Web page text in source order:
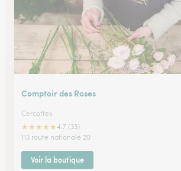
Comptoir des Roses
Cercottes
★★★★★4.7 (33)
113 route nationale 20
Voir la boutique